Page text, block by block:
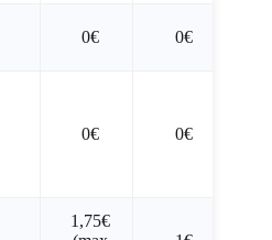
0€ 0€
0€ 0€
1,75€